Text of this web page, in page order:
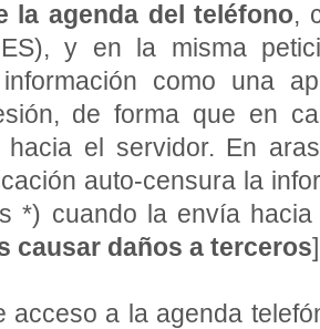
la agenda del teléfono,
y en la misma
como una
de forma que en
hacia el servidor. En
auto-censura la
*) cuando la envía
causar daños a terceros]
acceso a la agenda